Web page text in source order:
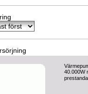
40.000W